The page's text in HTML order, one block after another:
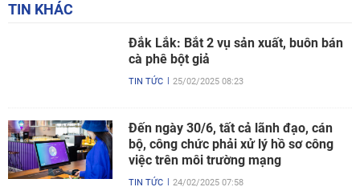
TIN KHÁC
Đắk Lắk: Bắt 2 vụ sản xuất, buôn bán
cà phê bột giả
TIN TỨC 25/02/2025 08:23
Đến ngày 30/6, tất cả lãnh đạo, cán
bộ, công chức phải xử lý hồ sơ công
việc trên môi trường mạng
TIN TỨC 24/02/2025 07:58